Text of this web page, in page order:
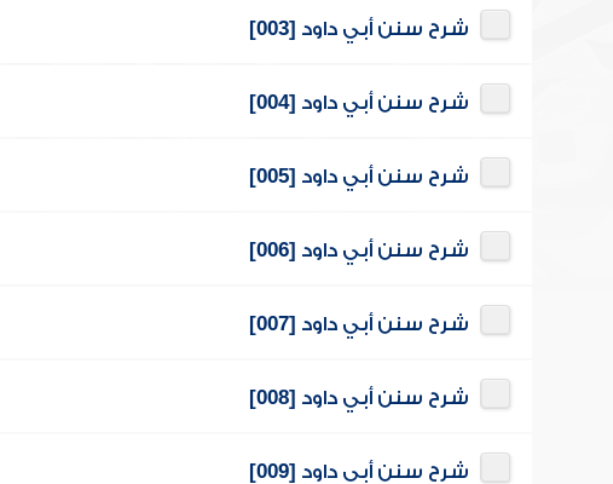
شرح سنن أبي داود [003]
شرح سنن أبي داود [004]
شرح سنن أبي داود [005]
شرح سنن أبي داود [006]
شرح سنن أبي داود [007]
شرح سنن أبي داود [008]
شرح سنن أبي داود [009]